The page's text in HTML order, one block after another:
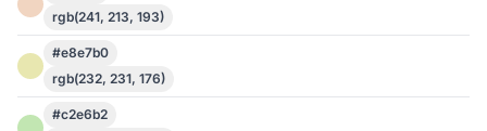
rgb(241, 213, 193)
#e8e7b0
rgb(232, 231, 176)
#c2e6b2